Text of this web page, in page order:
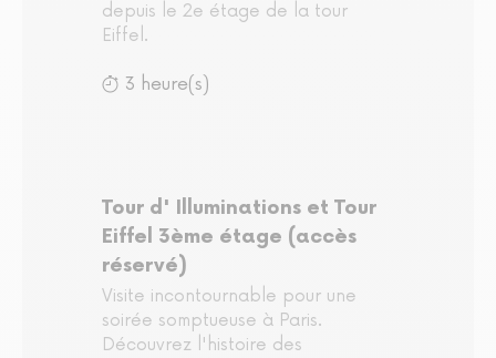
depuis le 2e étage de la tour
Eiffel.
3 heure(s)
Tour d' Illuminations et Tour
Eiffel 3ème étage (accès
réservé)
Visite incontournable pour une
soirée somptueuse à Paris.
Découvrez l'histoire des